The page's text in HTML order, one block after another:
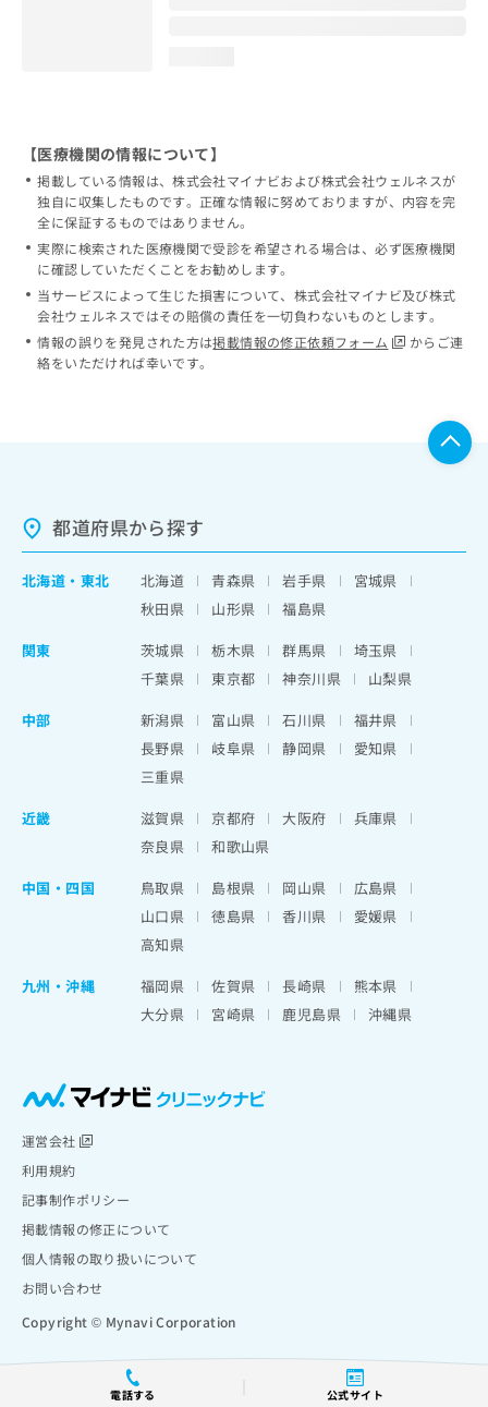
電話する 公式サイト
【医療機関の情報について】
掲載している情報は、株式会社マイナビおよび株式会社ウェルネスが
独自に収集したものです。正確な情報に努めておりますが、内容を完
全に保証するものではありません。
実際に検索された医療機関で受診を希望される場合は、必ず医療機関
に確認していただくことをお勧めします。
当サービスによって生じた損害について、株式会社マイナビ及び株式
会社ウェルネスではその賠償の責任を一切負わないものとします。
情報の誤りを発見された方は掲載情報の修正依頼フォーム
からご連
絡をいただければ幸いです。
都道府県から探す
北海道 ・ 東北 北海道 青森県 岩手県
宮城県
秋田県
山形県
福島県
関東
茨城県 栃木県 群馬県
埼玉県
千葉県
東京都 神奈川県
山梨県
中部
新潟県 富山県 石川県
福井県
長野県
岐阜県 静岡県
愛知県
三重県
近畿
滋賀県 京都府 大阪府
兵庫県
奈良県
和歌山県
中国・四国
鳥取県 島根県 岡山県
広島県
山口県
徳島県 香川県
愛媛県
高知県
九州・沖縄
福岡県 佐賀県 長崎県
熊本県
大分県
宮崎県 鹿児島県 沖縄県
運営会社
利用規約
記事制作ポリシー
掲載情報の修正について
個人情報の取り扱いについて
お問い合わせ
Copyright © Mynavi Corporation